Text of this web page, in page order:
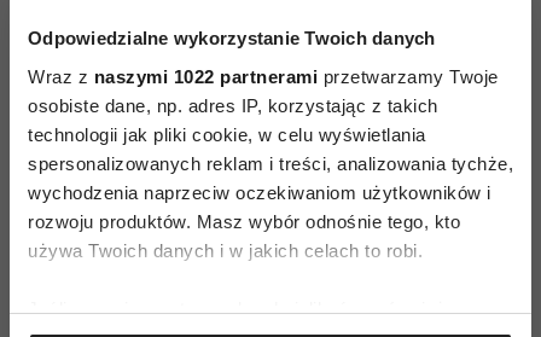
Odpowiedzialne wykorzystanie Twoich danych
Wraz z naszymi 1022 partnerami przetwarzamy Twoje
osobiste dane, np. adres IP, korzystając z takich
technologii jak pliki cookie, w celu wyświetlania
spersonalizowanych reklam i treści, analizowania tychże,
wychodzenia naprzeciw oczekiwaniom użytkowników i
rozwoju produktów. Masz wybór odnośnie tego, kto
używa Twoich danych i w jakich celach to robi.
Jeśli wyrazisz na to zgodę, chcielibyśmy również: